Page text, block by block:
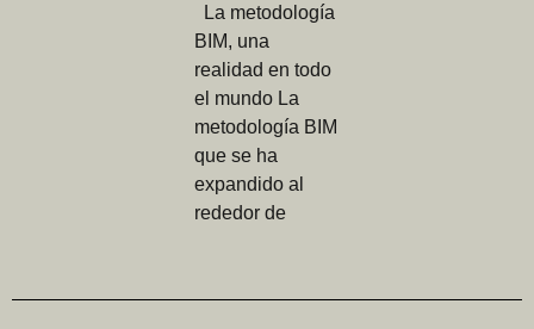
La metodología
BIM, una
realidad en todo
el mundo La
metodología BIM
que se ha
expandido al
rededor de